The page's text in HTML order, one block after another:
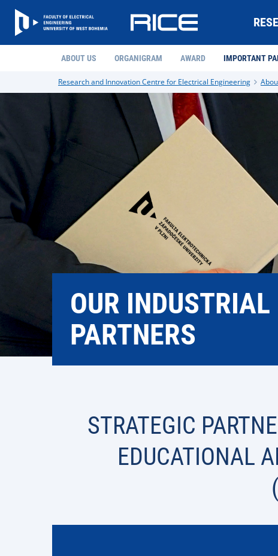
ABOUT US ORGANIGRAM AWARD IMPORTANT
Research and Innovation Centre for Electrical Engineering
OUR INDUSTRIAL
PARTNERS
STRATEGIC
EDUCATIONAL